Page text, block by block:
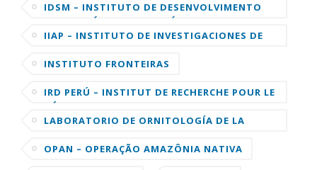
IDSM – INSTITUTO DE DESENVOLVIMENTO
SUSTENTÁVEL MAMIRAUÁ
IIAP – INSTITUTO DE INVESTIGACIONES DE
INSTITUTO FRONTEIRAS
IRD PERÚ – INSTITUT DE RECHERCHE POUR LE
DÉVELOPPEMENT
LABORATORIO DE ORNITOLOGÍA DE LA
OPAN – OPERAÇÃO AMAZÔNIA NATIVA